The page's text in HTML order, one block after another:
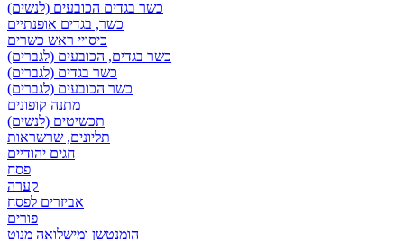
כשר בגדים הכובעים (לנשים)
כשר, בגדים אופנתיים
כיסויי ראש כשרים
כשר בגדים, הכובעים (לגברים)
כשר בגדים (לגברים)
כשר הכובעים (לגברים)
מתנה קופונים
תכשיטים (לנשים)
תליונים, שרשראות
חגים יהודיים
פסח
קערה
אביזרים לפסח
פורים
הומנטשן ומישלואה מנוט